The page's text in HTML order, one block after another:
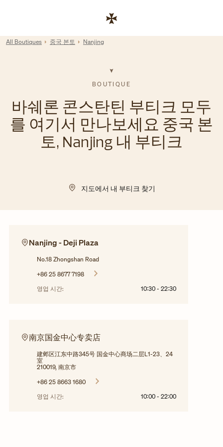
Return to Nav
All Boutiques 중국 본토 Nanjing
BOUTIQUE
바쉐론 콘스탄틴 부티크 모두
를 여기서 만나보세요 중국 본
토, Nanjing 내 부티크
지도에서 내 부티크 찾기
Nanjing - Deji Plaza
No.18 Zhongshan Road
+86 25 8677 7198
영업 시간:
10:30 - 22:30
南京国金中心专卖店
建邺区江东中路345号 国金中心商场二层L1-23、24
室
210019, 南京市
+86 25 8663 1680
영업 시간:
10:00 - 22:00